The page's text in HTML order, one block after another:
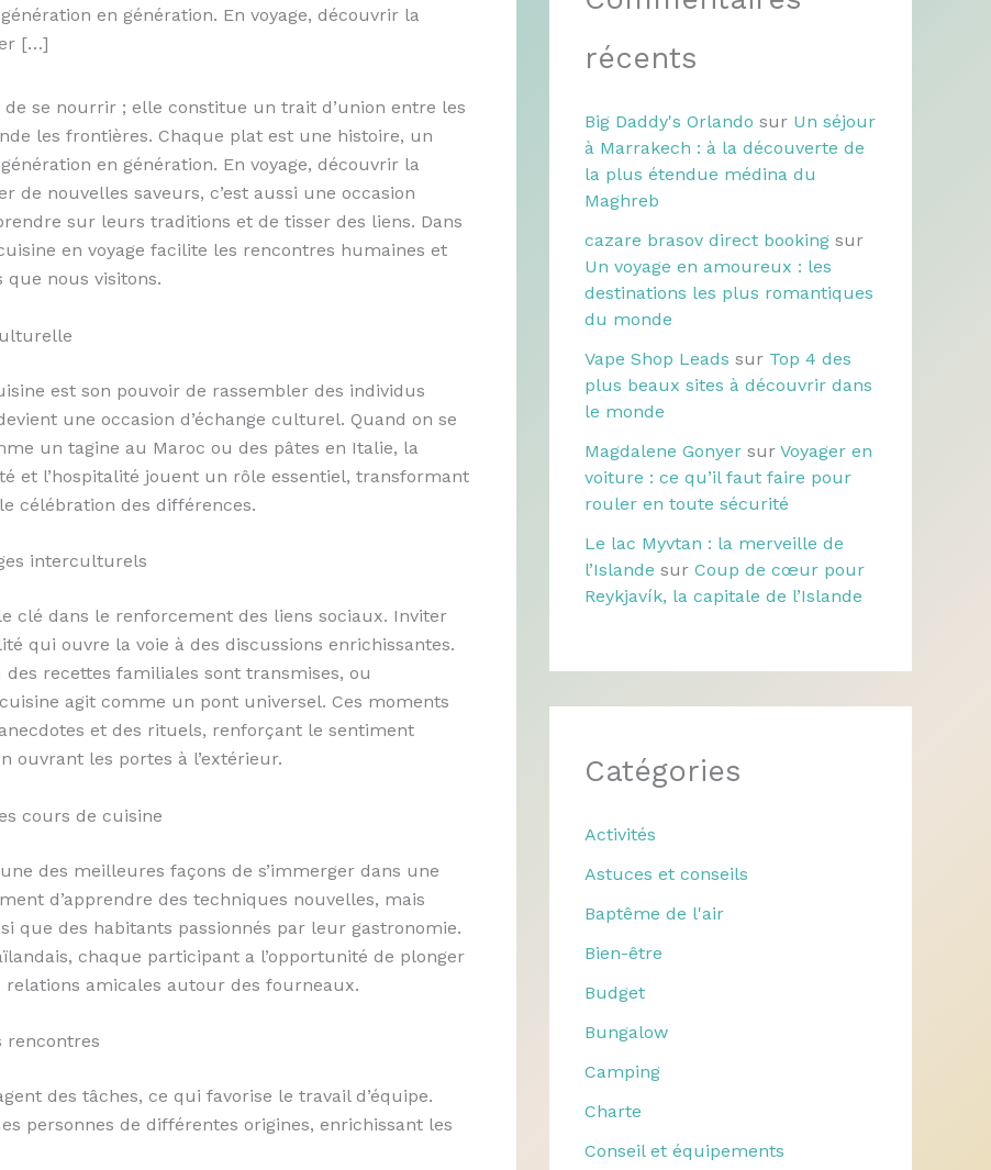
en génération. En voyage, découvrir la
[…]
se nourrir ; elle constitue un trait d’union entre les
les frontières. Chaque plat est une histoire, un
en génération. En voyage, découvrir la
de nouvelles saveurs, c’est aussi une occasion
sur leurs traditions et de tisser des liens. Dans
en voyage facilite les rencontres humaines et
nous visitons.
est son pouvoir de rassembler des individus
une occasion d’échange culturel. Quand on se
un tagine au Maroc ou des pâtes en Italie, la
et l’hospitalité jouent un rôle essentiel, transformant
célébration des différences.
interculturels
clé dans le renforcement des liens sociaux. Inviter
qui ouvre la voie à des discussions enrichissantes.
recettes familiales sont transmises, ou
agit comme un pont universel. Ces moments
et des rituels, renforçant le sentiment
ouvrant les portes à l’extérieur.
cours de cuisine
des meilleures façons de s’immerger dans une
d’apprendre des techniques nouvelles, mais
que des habitants passionnés par leur gastronomie.
chaque participant a l’opportunité de plonger
amicales autour des fourneaux.
rencontres
des tâches, ce qui favorise le travail d’équipe.
personnes de différentes origines, enrichissant les
récents
Big Daddy's Orlando sur Un séjour
à Marrakech : à la découverte de
la plus étendue médina du
Maghreb
cazare brasov direct booking sur
Un voyage en amoureux : les
destinations les plus romantiques
du monde
Vape Shop Leads sur Top 4 des
plus beaux sites à découvrir dans
le monde
Magdalene Gonyer sur Voyager en
voiture : ce qu’il faut faire pour
rouler en toute sécurité
Le lac Myvtan : la merveille de
l’Islande sur Coup de cœur pour
Reykjavík, la capitale de l’Islande
Catégories
Activités
Astuces et conseils
Baptême de l'air
Bien-être
Budget
Bungalow
Camping
Charte
Conseil et équipements